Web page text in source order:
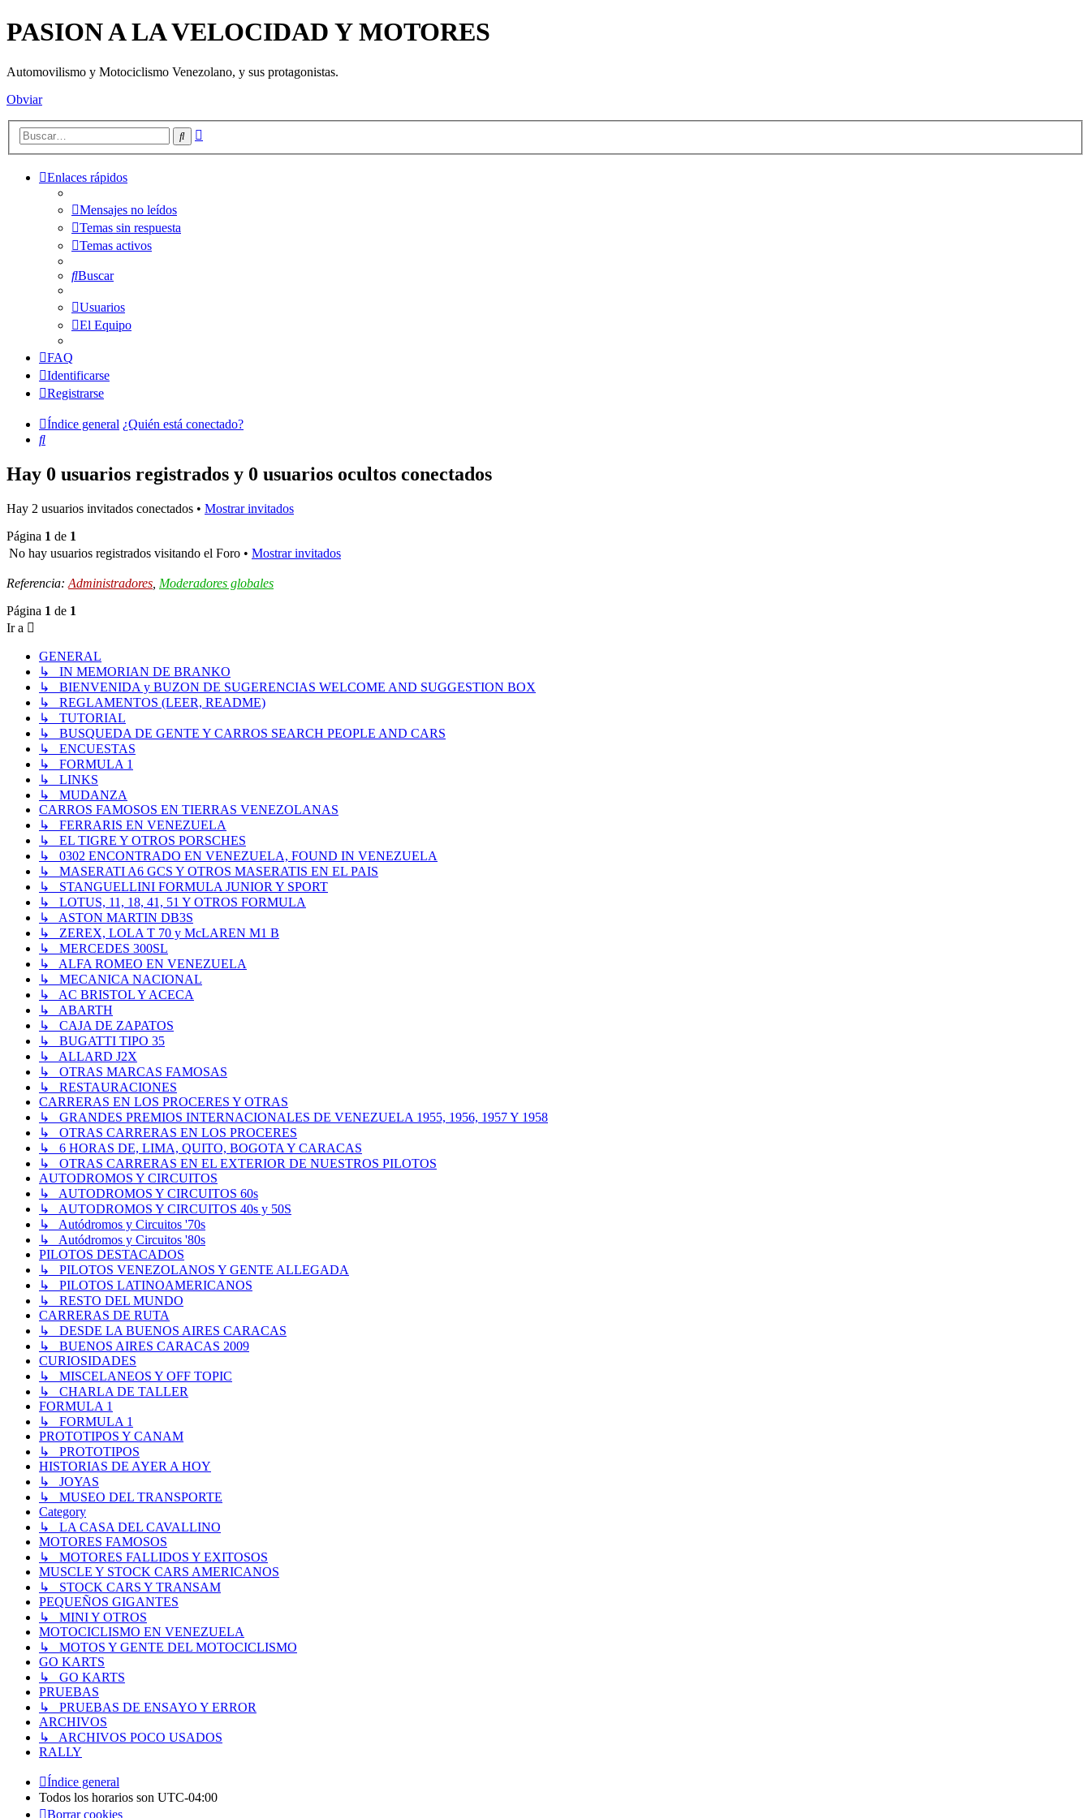
PASION A LA VELOCIDAD Y MOTORES
Automovilismo y Motociclismo Venezolano, y sus protagonistas.
Obviar
Buscar
Enlaces rápidos
Mensajes no leídos
Temas sin respuesta
Temas activos
Buscar
Usuarios
El Equipo
FAQ
Identificarse
Registrarse
Índice general ¿Quién está conectado?
Buscar
Hay 0 usuarios registrados y 0 usuarios ocultos conectados
Hay 2 usuarios invitados conectados • Mostrar invitados
Página 1 de 1
No hay usuarios registrados visitando el Foro • Mostrar invitados
Referencia: Administradores Moderadores globales
Página 1 de 1
Ir a
GENERAL
↳ IN MEMORIAN DE BRANKO
↳ BIENVENIDA y BUZON DE SUGERENCIAS WELCOME AND SUGGESTION BOX
↳ REGLAMENTOS (LEER, README)
↳ TUTORIAL
↳ BUSQUEDA DE GENTE Y CARROS SEARCH PEOPLE AND CARS
↳ ENCUESTAS
↳ FORMULA 1
↳ LINKS
↳ MUDANZA
CARROS FAMOSOS EN TIERRAS VENEZOLANAS
↳ FERRARIS EN VENEZUELA
↳ EL TIGRE Y OTROS PORSCHES
↳ 0302 ENCONTRADO EN VENEZUELA, FOUND IN VENEZUELA
↳ MASERATI A6 GCS Y OTROS MASERATIS EN EL PAIS
↳ STANGUELLINI FORMULA JUNIOR Y SPORT
↳ LOTUS, 11, 18, 41, 51 Y OTROS FORMULA
↳ ASTON MARTIN DB3S
↳ ZEREX, LOLA T 70 y McLAREN M1 B
↳ MERCEDES 300SL
↳ ALFA ROMEO EN VENEZUELA
↳ MECANICA NACIONAL
↳ AC BRISTOL Y ACECA
↳ ABARTH
↳ CAJA DE ZAPATOS
↳ BUGATTI TIPO 35
↳ ALLARD J2X
↳ OTRAS MARCAS FAMOSAS
↳ RESTAURACIONES
CARRERAS EN LOS PROCERES Y OTRAS
↳ GRANDES PREMIOS INTERNACIONALES DE VENEZUELA 1955, 1956, 1957 Y 1958
↳ OTRAS CARRERAS EN LOS PROCERES
↳ 6 HORAS DE, LIMA, QUITO, BOGOTA Y CARACAS
↳ OTRAS CARRERAS EN EL EXTERIOR DE NUESTROS PILOTOS
AUTODROMOS Y CIRCUITOS
↳ AUTODROMOS Y CIRCUITOS 60s
↳ AUTODROMOS Y CIRCUITOS 40s y 50S
↳ Autódromos y Circuitos '70s
↳ Autódromos y Circuitos '80s
PILOTOS DESTACADOS
↳ PILOTOS VENEZOLANOS Y GENTE ALLEGADA
↳ PILOTOS LATINOAMERICANOS
↳ RESTO DEL MUNDO
CARRERAS DE RUTA
↳ DESDE LA BUENOS AIRES CARACAS
↳ BUENOS AIRES CARACAS 2009
CURIOSIDADES
↳ MISCELANEOS Y OFF TOPIC
↳ CHARLA DE TALLER
FORMULA 1
↳ FORMULA 1
PROTOTIPOS Y CANAM
↳ PROTOTIPOS
HISTORIAS DE AYER A HOY
↳ JOYAS
↳ MUSEO DEL TRANSPORTE
Category
↳ LA CASA DEL CAVALLINO
MOTORES FAMOSOS
↳ MOTORES FALLIDOS Y EXITOSOS
MUSCLE Y STOCK CARS AMERICANOS
↳ STOCK CARS Y TRANSAM
PEQUEÑOS GIGANTES
↳ MINI Y OTROS
MOTOCICLISMO EN VENEZUELA
↳ MOTOS Y GENTE DEL MOTOCICLISMO
GO KARTS
↳ GO KARTS
PRUEBAS
↳ PRUEBAS DE ENSAYO Y ERROR
ARCHIVOS
↳ ARCHIVOS POCO USADOS
RALLY
Índice general
Todos los horarios son UTC-04:00
Borrar cookies